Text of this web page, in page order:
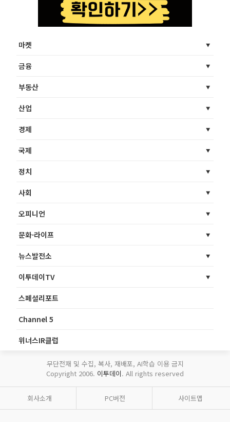
마켓
금융
부동산
산업
경제
국제
정치
사회
오피니언
문화·라이프
뉴스발전소
이투데이TV
스페셜리포트
Channel 5
위너스IR클럽
무단전재 및 수집, 복사, 재배포, AI학습 이용 금지
Copyright 2006. 이투데이. All rights reserved
회사소개 PC버전 사이트맵